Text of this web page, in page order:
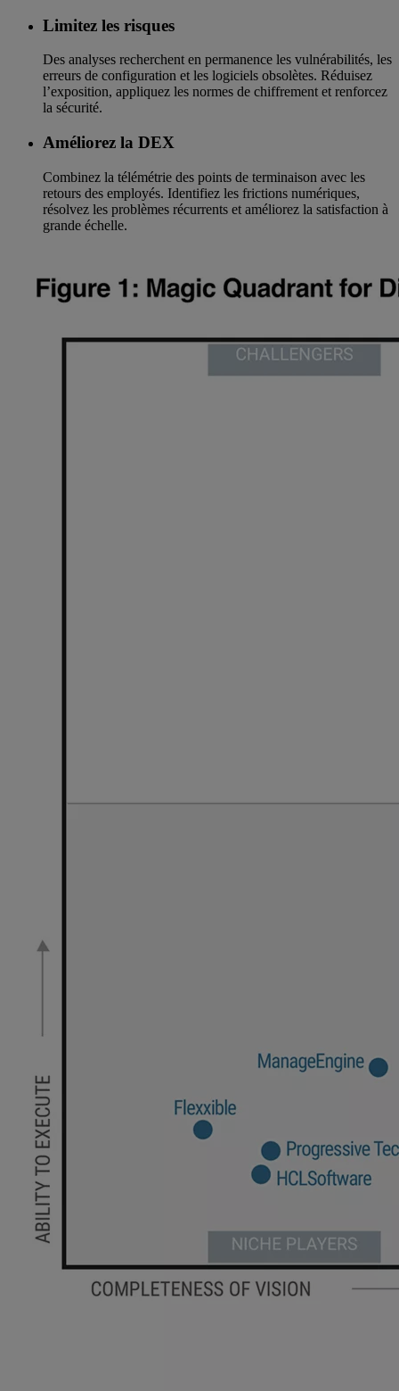
Limitez les risques
Des analyses recherchent en permanence les vulnérabilités, les
erreurs de configuration et les logiciels obsolètes. Réduisez
l’exposition, appliquez les normes de chiffrement et renforcez
la sécurité.
Améliorez la DEX
Combinez la télémétrie des points de terminaison avec les
retours des employés. Identifiez les frictions numériques,
résolvez les problèmes récurrents et améliorez la satisfaction à
grande échelle.